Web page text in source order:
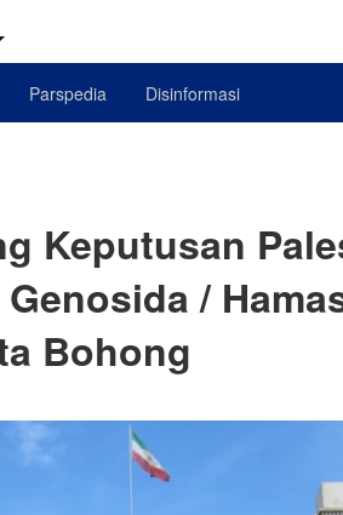
Parspedia Disinformasi
Keputusan
/
Bohong